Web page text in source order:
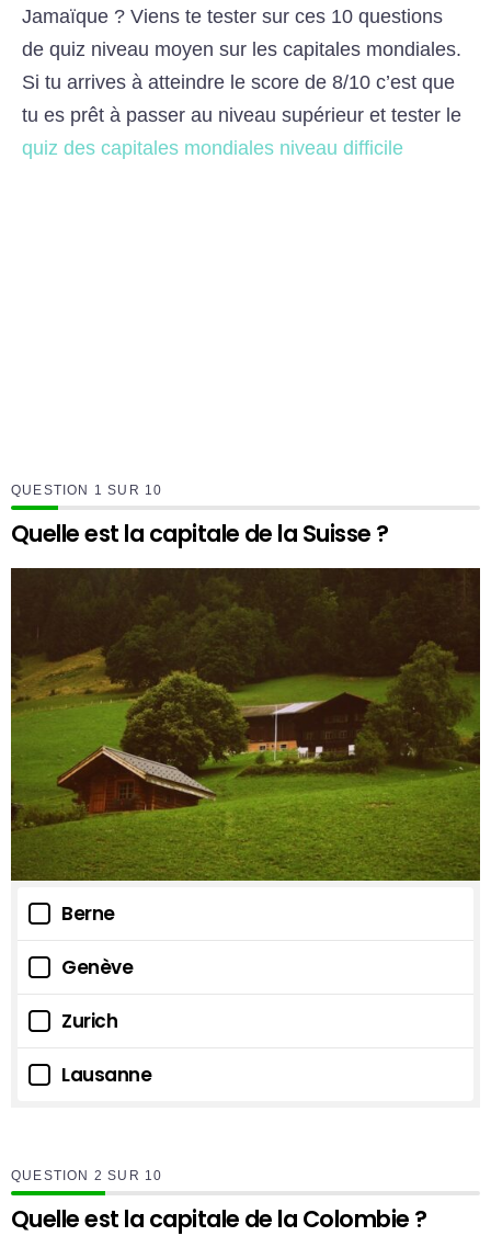
Jamaïque ? Viens te tester sur ces 10 questions
de quiz niveau moyen sur les capitales mondiales.
Si tu arrives à atteindre le score de 8/10 c’est que
tu es prêt à passer au niveau supérieur et tester le
quiz des capitales mondiales niveau difficile
QUESTION SUR 10
Quelle est la capitale de la Suisse ?
Berne
Genève
Zurich
Lausanne
QUESTION SUR 10
Quelle est la capitale de la Colombie ?